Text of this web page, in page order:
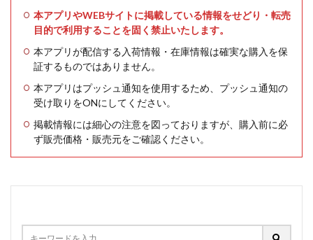
本アプリやWEBサイトに掲載している情報をせどり・転売
目的で利用することを固く禁止いたします。
本アプリが配信する入荷情報・在庫情報は確実な購入を保
証するものではありません。
本アプリはプッシュ通知を使用するため、プッシュ通知の
受け取りをONにしてください。
掲載情報には細心の注意を図っておりますが、購入前に必
ず販売価格・販売元をご確認ください。